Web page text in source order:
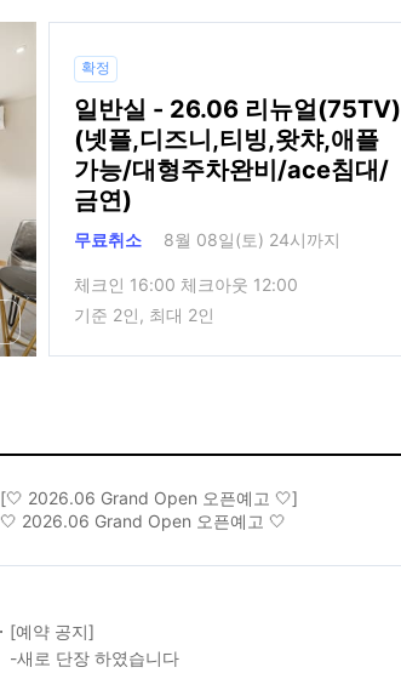
확정
일반실 - 26.06 리뉴얼(75TV)
(넷플,디즈니,티빙,왓챠,애플
가능/대형주차완비/ace침대/
금연)
무료취소 8월 08일(토) 24시까지
체크인 16:00 체크아웃 12:00
기준 2인, 최대 2인
[🤍 2026.06 Grand Open 오픈예고 🤍]
🤍 2026.06 Grand Open 오픈예고 🤍
[예약 공지]
-새로 단장 하였습니다